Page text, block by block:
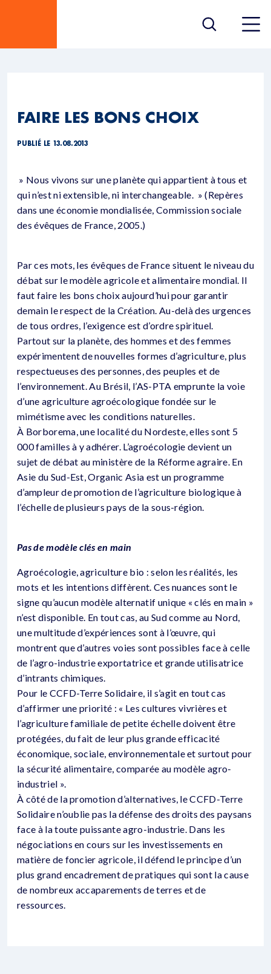
FAIRE LES BONS CHOIX
PUBLIÉ LE 13.08.2013
» Nous vivons sur une planète qui appartient à tous et
qui n’est ni extensible, ni interchangeable. » (Repères
dans une économie mondialisée, Commission sociale
des évêques de France, 2005.)
Par ces mots, les évêques de France situent le niveau du
débat sur le modèle agricole et alimentaire mondial. Il
faut faire les bons choix aujourd’hui pour garantir
demain le respect de la Création. Au-delà des urgences
de tous ordres, l’exigence est d’ordre spirituel.
Partout sur la planète, des hommes et des femmes
expérimentent de nouvelles formes d’agriculture, plus
respectueuses des personnes, des peuples et de
l’environnement. Au Brésil, l’AS-PTA emprunte la voie
d’une agriculture agroécologique fondée sur le
mimétisme avec les conditions naturelles.
À Borborema, une localité du Nordeste, elles sont 5
000 familles à y adhérer. L’agroécologie devient un
sujet de débat au ministère de la Réforme agraire. En
Asie du Sud-Est, Organic Asia est un programme
d’ampleur de promotion de l’agriculture biologique à
l’échelle de plusieurs pays de la sous-région.
Pas de modèle clés en main
Agroécologie, agriculture bio : selon les réalités, les
mots et les intentions diffèrent. Ces nuances sont le
signe qu’aucun modèle alternatif unique « clés en main »
n’est disponible. En tout cas, au Sud comme au Nord,
une multitude d’expériences sont à l’œuvre, qui
montrent que d’autres voies sont possibles face à celle
de l’agro-industrie exportatrice et grande utilisatrice
d’intrants chimiques.
Pour le CCFD-Terre Solidaire, il s’agit en tout cas
d’affirmer une priorité : « Les cultures vivrières et
l’agriculture familiale de petite échelle doivent être
protégées, du fait de leur plus grande efficacité
économique, sociale, environnementale et surtout pour
la sécurité alimentaire, comparée au modèle agro-
industriel ».
À côté de la promotion d’alternatives, le CCFD-Terre
Solidaire n’oublie pas la défense des droits des paysans
face à la toute puissante agro-industrie. Dans les
négociations en cours sur les investissements en
matière de foncier agricole, il défend le principe d’un
plus grand encadrement de pratiques qui sont la cause
de nombreux accaparements de terres et de
ressources.